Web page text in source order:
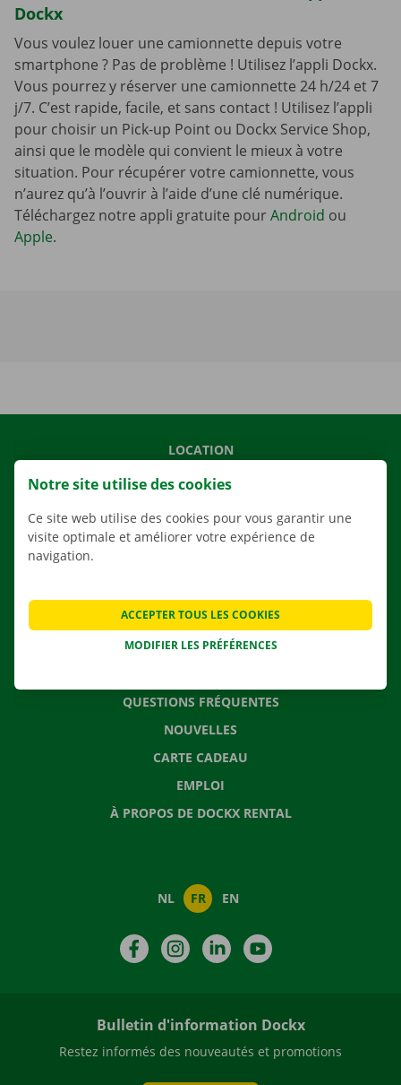
Dockx
Vous voulez louer une camionnette depuis votre
smartphone ? Pas de problème ! Utilisez l’appli Dockx.
Vous pourrez y réserver une camionnette 24 h/24 et 7
j/7. C’est rapide, facile, et sans contact ! Utilisez l’appli
pour choisir un Pick-up Point ou Dockx Service Shop,
ainsi que le modèle qui convient le mieux à votre
situation. Pour récupérer votre camionnette, vous
n’aurez qu’à l’ouvrir à l’aide d’une clé numérique.
Téléchargez notre appli gratuite pourAndroid ou
Apple.
LOCATION
NOS VÉHICULES
AGENCES
QUESTIONS FRÉQUENTES
NOUVELLES
CARTE CADEAU
EMPLOI
À PROPOS DE DOCKX RENTAL
NL FR EN
FacebookInstagramLinkedIn
Bulletin d'information Dockx
Restez informés des nouveautés et promotions
Notre site utilise des cookies
Ce site web utilise des cookies pour vous garantir une
visite optimale et améliorer votre expérience de
navigation.
MODIFIER LES PRÉFÉRENCES
ACCEPTER TOUS LES COOKIES